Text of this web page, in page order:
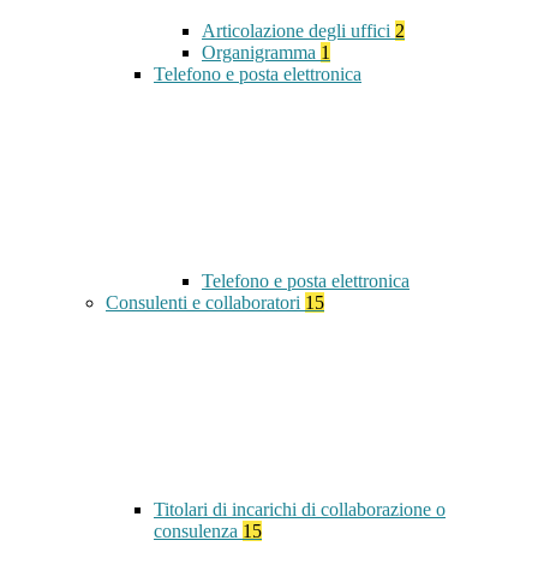
Articolazione degli uffici 2
Organigramma 1
Telefono e posta elettronica
Telefono e posta elettronica
Consulenti e collaboratori 15
Titolari di incarichi di collaborazione o
consulenza 15